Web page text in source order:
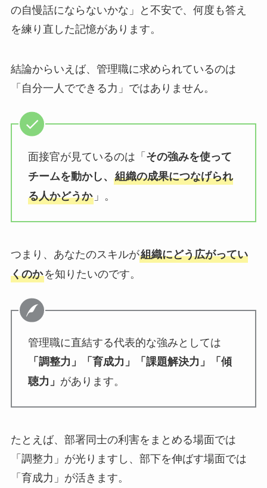
の自慢話にならないかな」と不安で、何度も答え
を練り直した記憶があります。
結論からいえば、管理職に求められているのは
「自分一人でできる力」ではありません。
面接官が見ているのは「その強みを使って
チームを動かし、 組織の成果につなげられ
る人かどうか」。
つまり、あなたのスキルが組織にどう広がってい
くのかを知りたいのです。
管理職に直結する代表的な強みとしては
「調整力」「育成力」「課題解決力」「傾
聴力」 があります。
たとえば、部署同士の利害をまとめる場面では
「調整力」が光りますし、部下を伸ばす場面では
「育成力」が活きます。